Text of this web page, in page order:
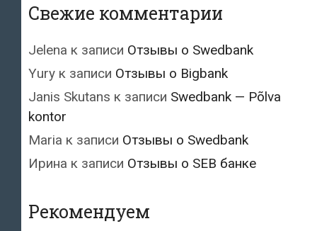
Свежие комментарии
Jelena к записи Отзывы о Swedbank
Yury к записи Отзывы о Bigbank
Janis Skutans к записи Swedbank — Põlva
kontor
Maria к записи Отзывы о Swedbank
Ирина к записи Отзывы о SEB банке
Рекомендуем